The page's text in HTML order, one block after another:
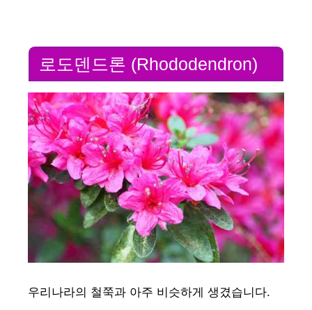
로도덴드론 (Rhododendron)
우리나라의 철쭉과 아주 비슷하게 생겼습니다.